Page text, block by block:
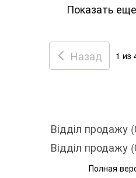
Показать
Назад 1 из
Відділ продажу
Відділ продажу
Полная